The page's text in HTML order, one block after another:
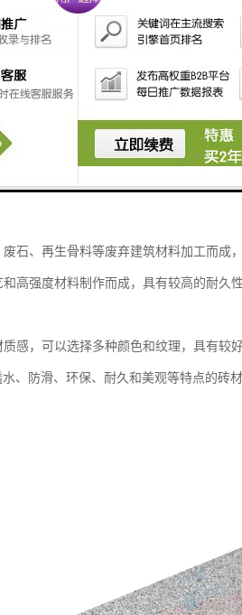
，其特点包括：
多孔结构，可以通过透水孔使水分迅速
计和多孔结构，增加了摩擦力，使得砖
石、再生骨料等废弃建筑材料加工而成
高强度材料制作而成，具有较高的耐久
感，可以选择多种颜色和纹理，具有较
、防滑、环保、耐久和美观等特点的砖